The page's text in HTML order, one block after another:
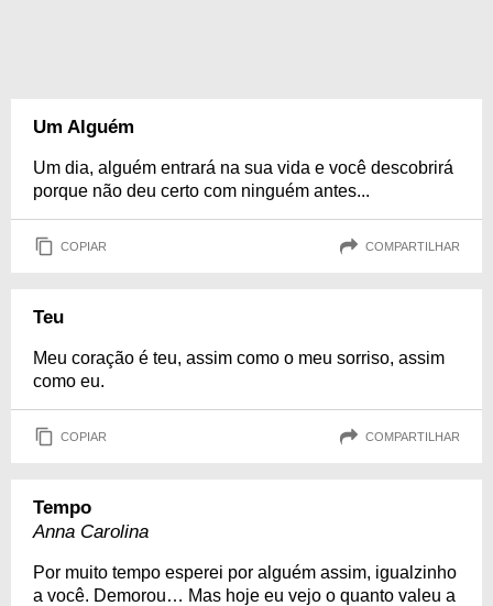
Um Alguém
Um dia, alguém entrará na sua vida e você descobrirá
porque não deu certo com ninguém antes...
COPIAR COMPARTILHAR
Teu
Meu coração é teu, assim como o meu sorriso, assim
como eu.
COPIAR COMPARTILHAR
Tempo
Anna Carolina
Por muito tempo esperei por alguém assim, igualzinho
a você. Demorou… Mas hoje eu vejo o quanto valeu a